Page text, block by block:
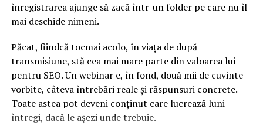
înregistrarea ajunge să zacă într-un folder pe care nu îl
mai deschide nimeni.
Păcat, fiindcă tocmai acolo, în viața de după
transmisiune, stă cea mai mare parte din valoarea lui
pentru SEO. Un webinar e, în fond, două mii de cuvinte
vorbite, câteva întrebări reale și răspunsuri concrete.
Toate astea pot deveni conținut care lucrează luni
întregi, dacă le așezi unde trebuie.